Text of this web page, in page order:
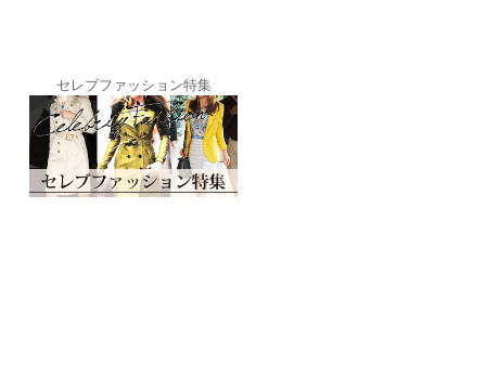
セレブファッション特集